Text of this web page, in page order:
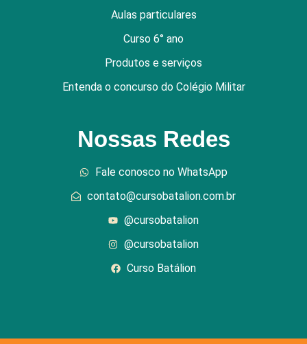
Aulas particulares
Curso 6° ano
Produtos e serviços
Entenda o concurso do Colégio Militar
Nossas Redes
Fale conosco no WhatsApp
contato@cursobatalion.com.br
@cursobatalion
@cursobatalion
Curso Batálion